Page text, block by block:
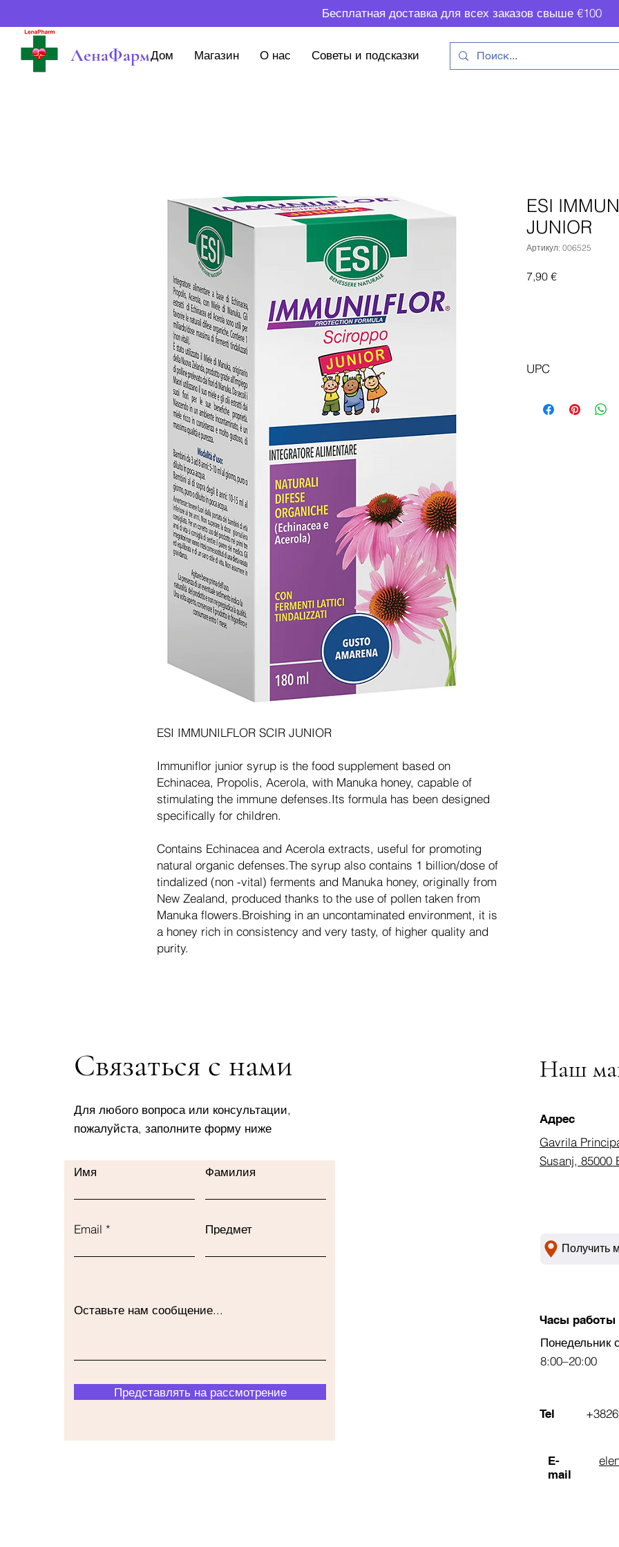
Бесплатная доставка для всех заказов свыше €100
ЛенаФармДом Магазин О нас Советы и подсказки
ESI IMMUNILFLOR SCIR JUNIOR
Immuniflor junior syrup is the food supplement based on
Echinacea, Propolis, Acerola, with Manuka honey, capable of
stimulating the immune defenses.Its formula has been designed
specifically for children.
Contains Echinacea and Acerola extracts, useful for promoting
natural organic defenses.The syrup also contains 1 billion/dose of
tindalized (non -vital) ferments and Manuka honey, originally from
New Zealand, produced thanks to the use of pollen taken from
Manuka flowers.Broishing in an uncontaminated environment, it is
a honey rich in consistency and very tasty, of higher quality and
purity.
ESI
JUNIOR
Артикул: 006525
7,90 €Цена
UPC
Связаться с нами
Для любого вопроса или консультации,
пожалуйста, заполните форму ниже
Имя Фамилия
Email Предмет
Оставьте нам сообщение...
Представлять на рассмотрение
Наш
Адрес
Gavrila
Susanj, 85000
Получить
Часы работы
Понедельник
8:00–20:00
Tel
E-
mail